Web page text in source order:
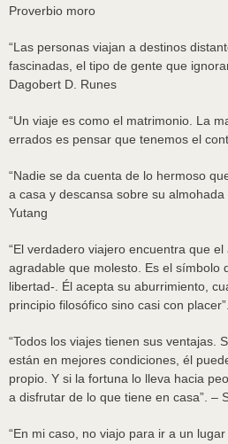
Proverbio moro
“Las personas viajan a destinos
fascinadas, el tipo de gente que
Dagobert D. Runes
“Un viaje es como el matrimonio. La
errados es pensar que tenemos el
“Nadie se da cuenta de lo hermoso
a casa y descansa sobre su almohada
Yutang
“El verdadero viajero encuentra que
agradable que molesto. Es el símbolo
libertad-. Él acepta su aburrimiento,
principio filosófico sino casi con
“Todos los viajes tienen sus ventajas.
están en mejores condiciones, él
propio. Y si la fortuna lo lleva hacia
a disfrutar de lo que tiene en casa”. –
“En mi caso, no viajo para ir a un